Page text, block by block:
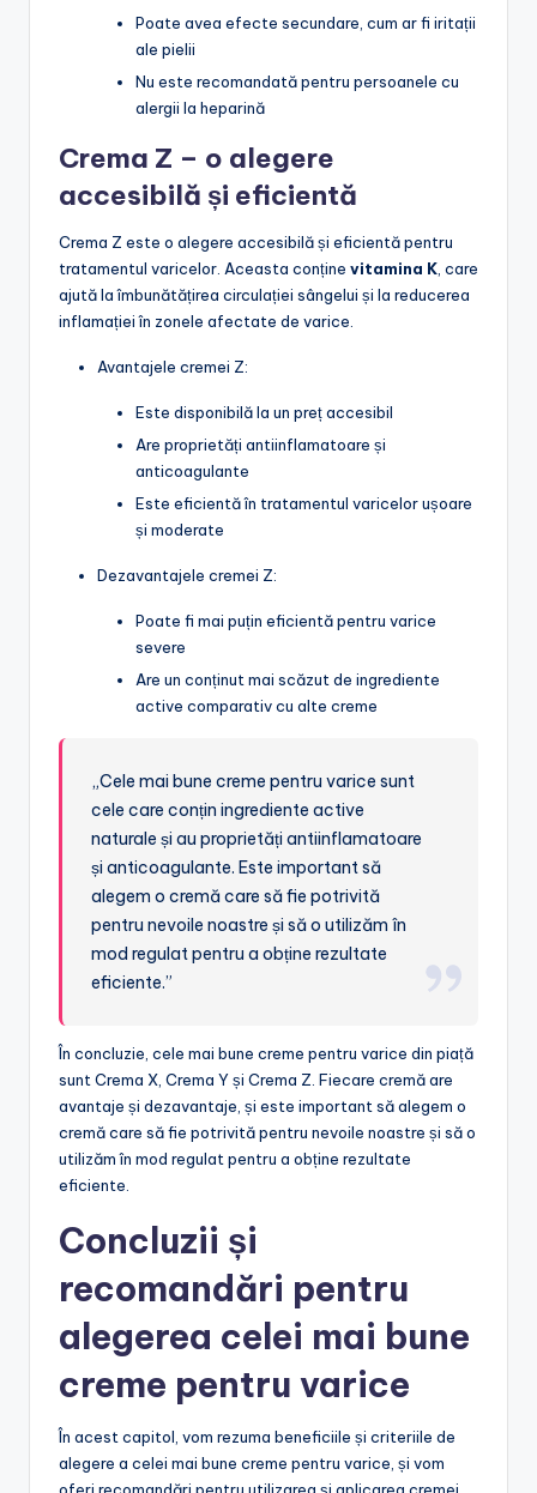
Poate avea efecte secundare, cum ar fi iritații
ale pielii
Nu este recomandată pentru persoanele cu
alergii la heparină
Crema Z – o alegere
accesibilă și eficientă
Crema Z este o alegere accesibilă și eficientă pentru
tratamentul varicelor. Aceasta conține vitamina K , care
ajută la îmbunătățirea circulației sângelui și la reducerea
inflamației în zonele afectate de varice.
Avantajele cremei Z:
Este disponibilă la un preț accesibil
Are proprietăți antiinflamatoare și
anticoagulante
Este eficientă în tratamentul varicelor ușoare
și moderate
Dezavantajele cremei Z:
Poate fi mai puțin eficientă pentru varice
severe
Are un conținut mai scăzut de ingrediente
active comparativ cu alte creme
„Cele mai bune creme pentru varice sunt
cele care conțin ingrediente active
naturale și au proprietăți antiinflamatoare
și anticoagulante. Este important să
alegem o cremă care să fie potrivită
pentru nevoile noastre și să o utilizăm în
mod regulat pentru a obține rezultate
eficiente.”
În concluzie, cele mai bune creme pentru varice din piață
sunt Crema X, Crema Y și Crema Z. Fiecare cremă are
avantaje și dezavantaje, și este important să alegem o
cremă care să fie potrivită pentru nevoile noastre și să o
utilizăm în mod regulat pentru a obține rezultate
eficiente.
Concluzii și
recomandări pentru
alegerea celei mai bune
creme pentru varice
În acest capitol, vom rezuma beneficiile și criteriile de
alegere a celei mai bune creme pentru varice, și vom